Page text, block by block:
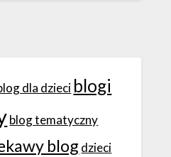
dla dzieci blogi
blog tematyczny
blog dzieci